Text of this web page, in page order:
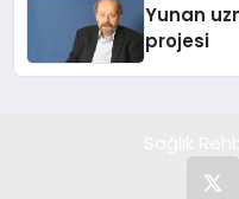
Yunan
projesi